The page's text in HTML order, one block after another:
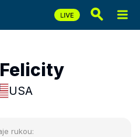
USA
rukou: